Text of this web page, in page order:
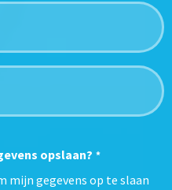
opslaan? *
mijn gegevens op te slaan